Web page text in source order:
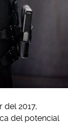
del 2017,
del potencial